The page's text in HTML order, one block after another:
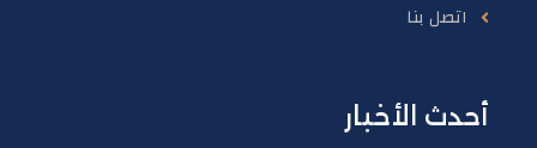
اتصل بنا
أحدث الأخبار